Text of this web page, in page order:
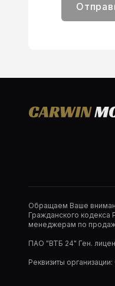
Обращаем Ваше
Гражданского
менеджерам по
ПАО "ВТБ 24" Ген.
Реквизиты